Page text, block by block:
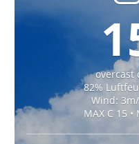
overcast
82%
Wind:
MAX C 15 •